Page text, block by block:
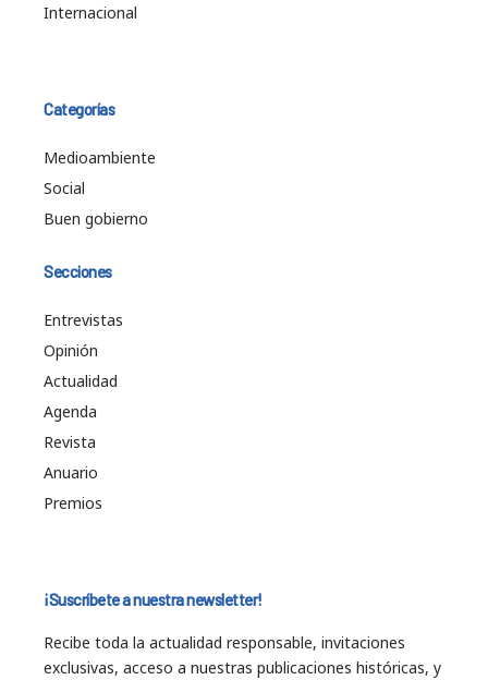
Internacional
Categorías
Medioambiente
Social
Buen gobierno
Secciones
Entrevistas
Opinión
Actualidad
Agenda
Revista
Anuario
Premios
¡Suscríbete a nuestra newsletter!
Recibe toda la actualidad responsable, invitaciones
exclusivas, acceso a nuestras publicaciones históricas, y